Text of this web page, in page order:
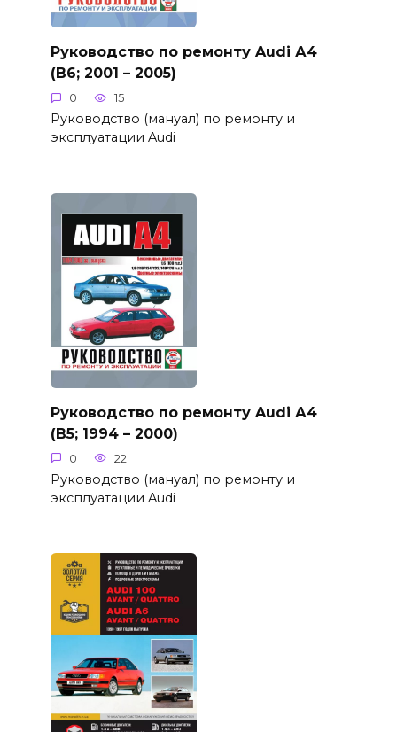
Руководство по ремонту Audi А4
(B6; 2001 – 2005)
0 15
Руководство (мануал) по ремонту и
эксплуатации Audi
Руководство по ремонту Audi А4
(B5; 1994 – 2000)
0 22
Руководство (мануал) по ремонту и
эксплуатации Audi